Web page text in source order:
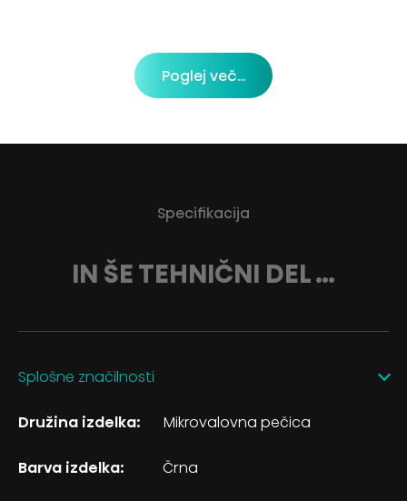
Poglej več...
Specifikacija
IN ŠE TEHNIČNI DEL …
Splošne značilnosti
Družina izdelka: Mikrovalovna pečica
Barva izdelka: Črna